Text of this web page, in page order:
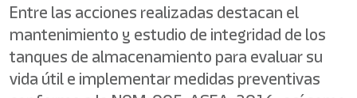
Entre las acciones realizadas destacan el
mantenimiento y estudio de integridad de los
tanques de almacenamiento para evaluar su
vida útil e implementar medidas preventivas